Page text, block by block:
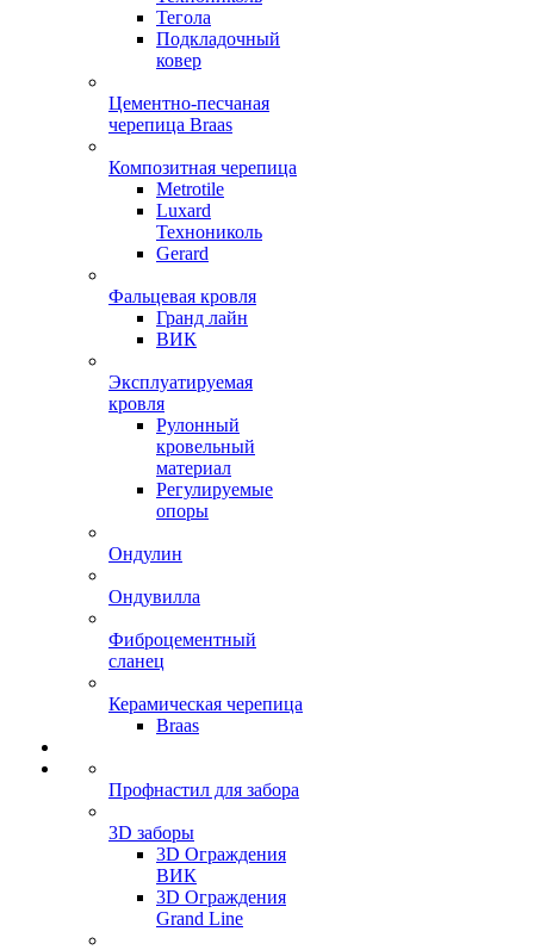
Тегола
Подкладочный
ковер
Цементно-песчаная
черепица Braas
Композитная черепица
Metrotile
Luxard
Технониколь
Gerard
Фальцевая кровля
Гранд лайн
ВИК
Эксплуатируемая
кровля
Рулонный
кровельный
материал
Регулируемые
опоры
Ондулин
Ондувилла
Фиброцементный
сланец
Керамическая черепица
Braas
Профнастил для забора
3D заборы
3D Ограждения
ВИК
3D Ограждения
Grand Line